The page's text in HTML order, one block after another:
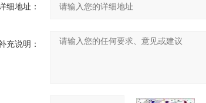
细地址：
充说明：